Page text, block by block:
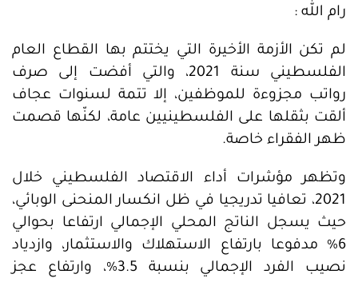
رام الله :
لم تكن الأزمة الأخيرة التي يختتم بها القطاع العام
الفلسطيني سنة 2021، والتي أفضت إلى صرف
رواتب مجزوءة للموظفين، إلا تتمة لسنوات عجاف
ألقت بثقلها على الفلسطينيين عامة، لكنّها قصمت
ظهر الفقراء خاصة.
وتظهر مؤشرات أداء الاقتصاد الفلسطيني خلال
2021، تعافيا تدريجيا في ظل انكسار المنحنى الوبائي،
حيث يسجل الناتج المحلي الإجمالي ارتفاعا بحوالي
6% مدفوعا بارتفاع الاستهلاك والاستثمار، وازدياد
نصيب الفرد الإجمالي بنسبة 3.5%، وارتفاع عجز